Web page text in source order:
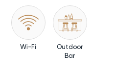
Wi-Fi
Outdoor
Bar